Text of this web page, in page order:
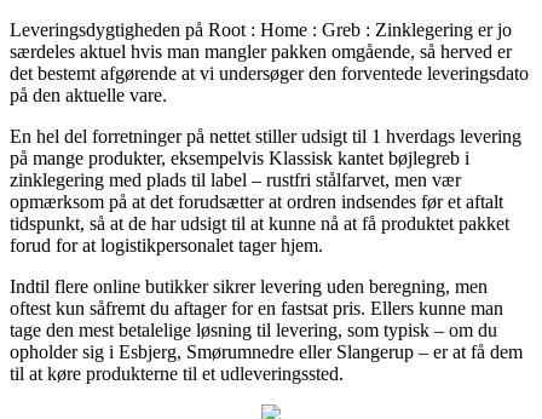
Leveringsdygtigheden på Root : Home : Greb : Zinklegering er jo
særdeles aktuel hvis man mangler pakken omgående, så herved er
det bestemt afgørende at vi undersøger den forventede leveringsdato
på den aktuelle vare.
En hel del forretninger på nettet stiller udsigt til 1 hverdags levering
på mange produkter, eksempelvis Klassisk kantet bøjlegreb i
zinklegering med plads til label – rustfri stålfarvet, men vær
opmærksom på at det forudsætter at ordren indsendes før et aftalt
tidspunkt, så at de har udsigt til at kunne nå at få produktet pakket
forud for at logistikpersonalet tager hjem.
Indtil flere online butikker sikrer levering uden beregning, men
oftest kun såfremt du aftager for en fastsat pris. Ellers kunne man
tage den mest betalelige løsning til levering, som typisk – om du
opholder sig i Esbjerg, Smørumnedre eller Slangerup – er at få dem
til at køre produkterne til et udleveringssted.